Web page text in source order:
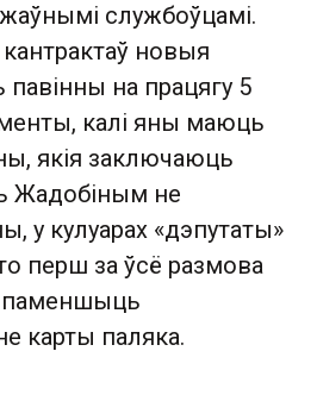
службоўцамі.
новыя
павінны на працягу 5
калі яны маюць
якія заключаюць
Жадобіным не
у кулуарах «дэпутаты»
перш за ўсё размова
паменшыць
карты паляка.